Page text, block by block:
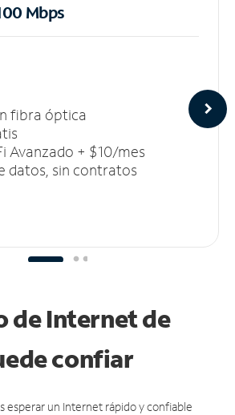
Mbps
fibra óptica
Avanzado + $10/mes
datos, sin contratos
de Internet de
confiar
esperar un Internet rápido y confiable